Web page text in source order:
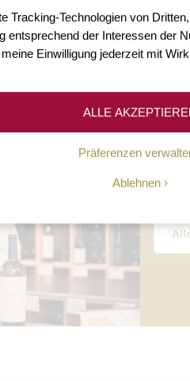
Tracking-Technologien von
entsprechend der Interessen der
Einwilligung jederzeit mit
Präferenzen
Ablehnen
ALLE
10